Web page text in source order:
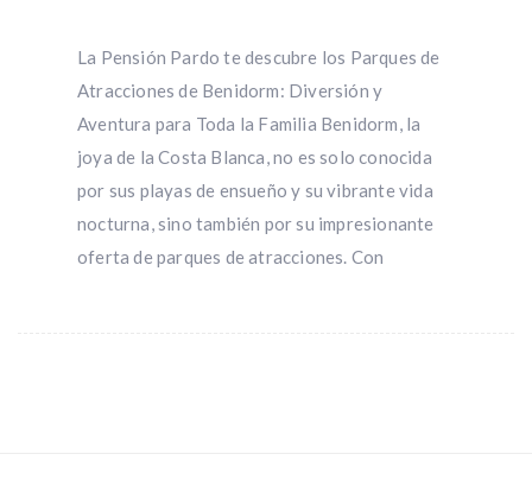
La Pensión Pardo te descubre los Parques de
Atracciones de Benidorm: Diversión y
Aventura para Toda la Familia Benidorm, la
joya de la Costa Blanca, no es solo conocida
por sus playas de ensueño y su vibrante vida
nocturna, sino también por su impresionante
oferta de parques de atracciones. Con